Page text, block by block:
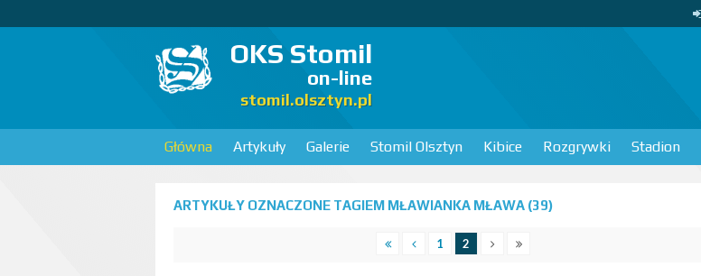
OKS Stomil
on-line
stomil.olsztyn.pl
Główna Artykuły Galerie Stomil Olsztyn Kibice Rozgrywki Stadion
ARTYKUŁY OZNACZONE TAGIEM MŁAWIANKA MŁAWA (39)
1 2